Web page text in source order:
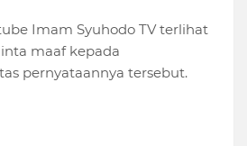
Imam Syuhodo TV terlihat
maaf kepada
pernyataannya tersebut.